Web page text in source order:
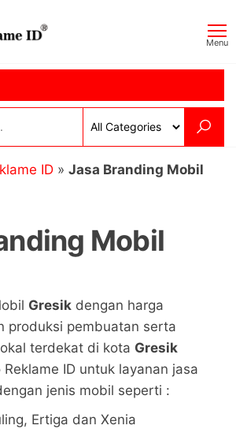
ID
Menu
ID » Jasa Branding Mobil
Mobil
Gresik dengan harga
produksi pembuatan serta
terdekat di kota Gresik
ID untuk layanan jasa
jenis mobil seperti :
Ertiga dan Xenia